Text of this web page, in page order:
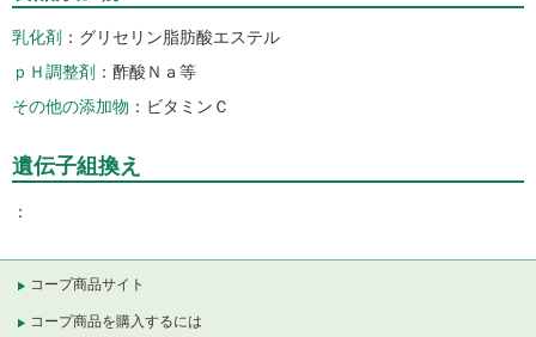
乳化剤
グリセリン脂肪酸エステル
ｐＨ調整剤
酢酸Ｎａ等
その他の添加物
ビタミンＣ
遺伝子組換え
コープ商品サイト
コープ商品を購入するには